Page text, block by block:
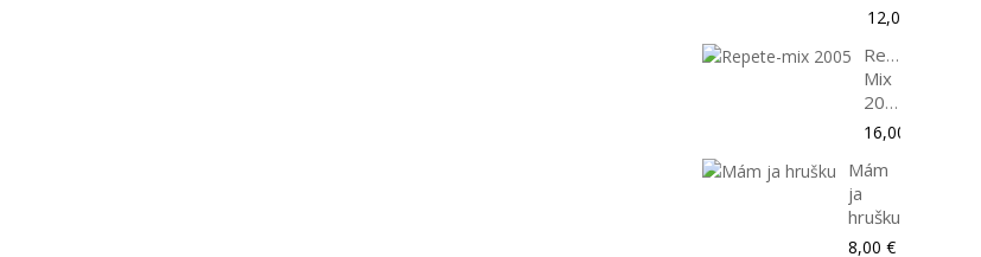
12,00 €
Repete-
Mix
2005
16,00 €
Mám
ja
hrušku
8,00 €